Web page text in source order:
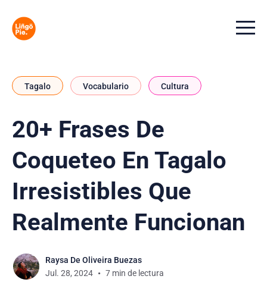
Menu
Tagalo Vocabulario Cultura
20+ Frases De
Coqueteo En Tagalo
Irresistibles Que
Realmente Funcionan
Raysa De Oliveira Buezas
Jul. 28, 2024
7 min de lectura